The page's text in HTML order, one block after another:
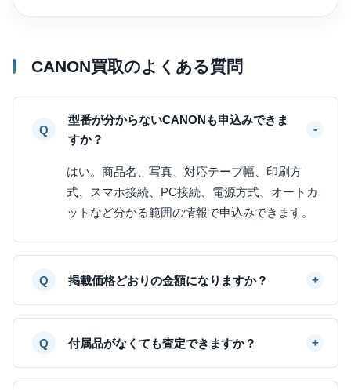
CANON買取のよくある質問
型番が分からないCANONも申込みできま
すか？
はい。商品名、写真、対応テープ幅、印刷方
式、スマホ接続、PC接続、電源方式、オートカ
ットなど分かる範囲の情報で申込みできます。
掲載価格どおりの金額になりますか？
付属品がなくても査定できますか？